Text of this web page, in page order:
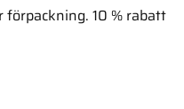
förpackning. 10 % rabatt